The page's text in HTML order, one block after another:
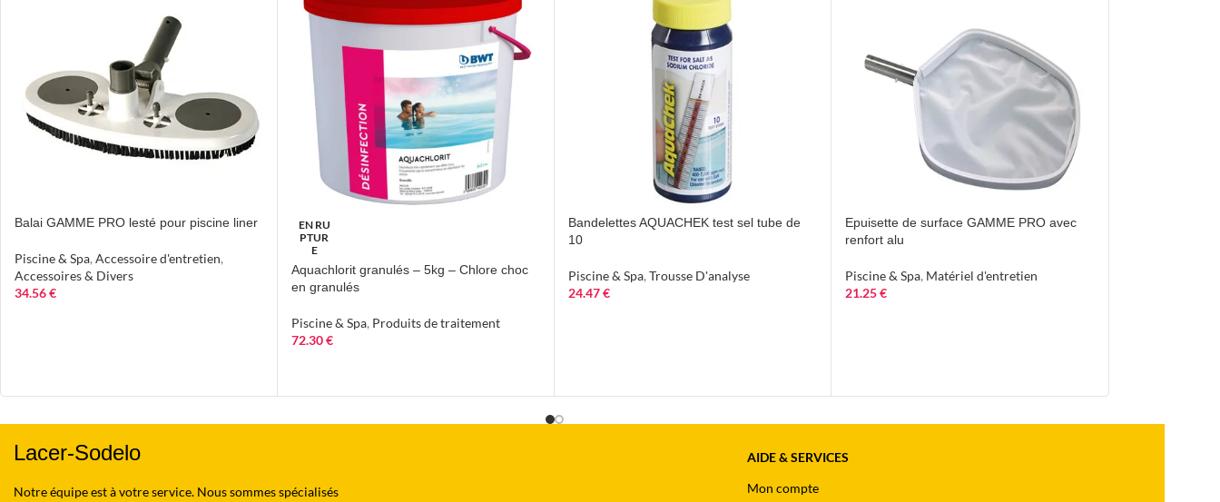
Balai GAMME PRO lesté pour piscine liner
Piscine & Spa, Accessoire d'entretien,
Accessoires & Divers
34.56€
EN RU
PTUR
E
Aquachlorit granulés – 5kg – Chlore choc
en granulés
Piscine & Spa, Produits de traitement
72.30€
Bandelettes AQUACHEK test sel tube de
10
Piscine & Spa, Trousse D'analyse
24.47€
Epuisette de surface GAMME PRO avec
renfort alu
Piscine & Spa, Matériel d'entretien
21.25€
Lacer-Sodelo
Notre équipe est à votre service. Nous sommes spécialisés
AIDE & SERVICES
Mon compte